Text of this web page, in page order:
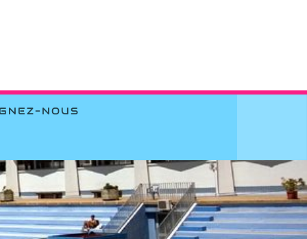
NOUS